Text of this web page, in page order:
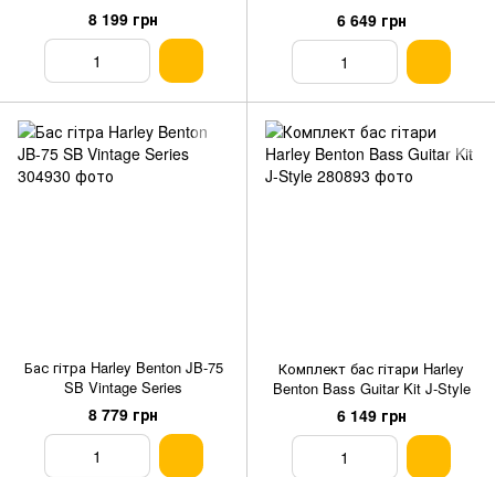
8 199 грн 6 649 грн
Бас гітра Harley Benton JB-75
SB Vintage Series
8 779 грн
Комплект бас гітари Harley
Benton Bass Guitar Kit J-Style
6 149 грн